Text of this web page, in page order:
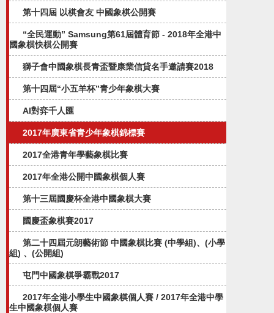
第十四屆 以棋會友 中國象棋公開賽
“全民運動” Samsung第61屆體育節 - 2018年全港中
國象棋快棋公開賽
獅子會中國象棋長青盃暨康業信貸名手邀請賽2018
第十四屆“小五羊杯”青少年象棋大賽
AI對弈千人匯
2017年廣東省青少年象棋錦標賽
2017全港青年學藝象棋比賽
2017年全港公開中國象棋個人賽
第十三屆國慶杯全港中國象棋大賽
國慶盃象棋賽2017
第二十四屆元朗藝術節 中國象棋比賽 (中學組)、(小學
組) 、(公開組)
屯門中國象棋爭霸戰2017
2017年全港小學生中國象棋個人賽 / 2017年全港中學
生中國象棋個人賽